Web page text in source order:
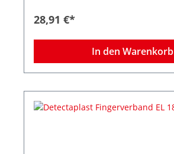
28,91 €*
In den Warenkorb